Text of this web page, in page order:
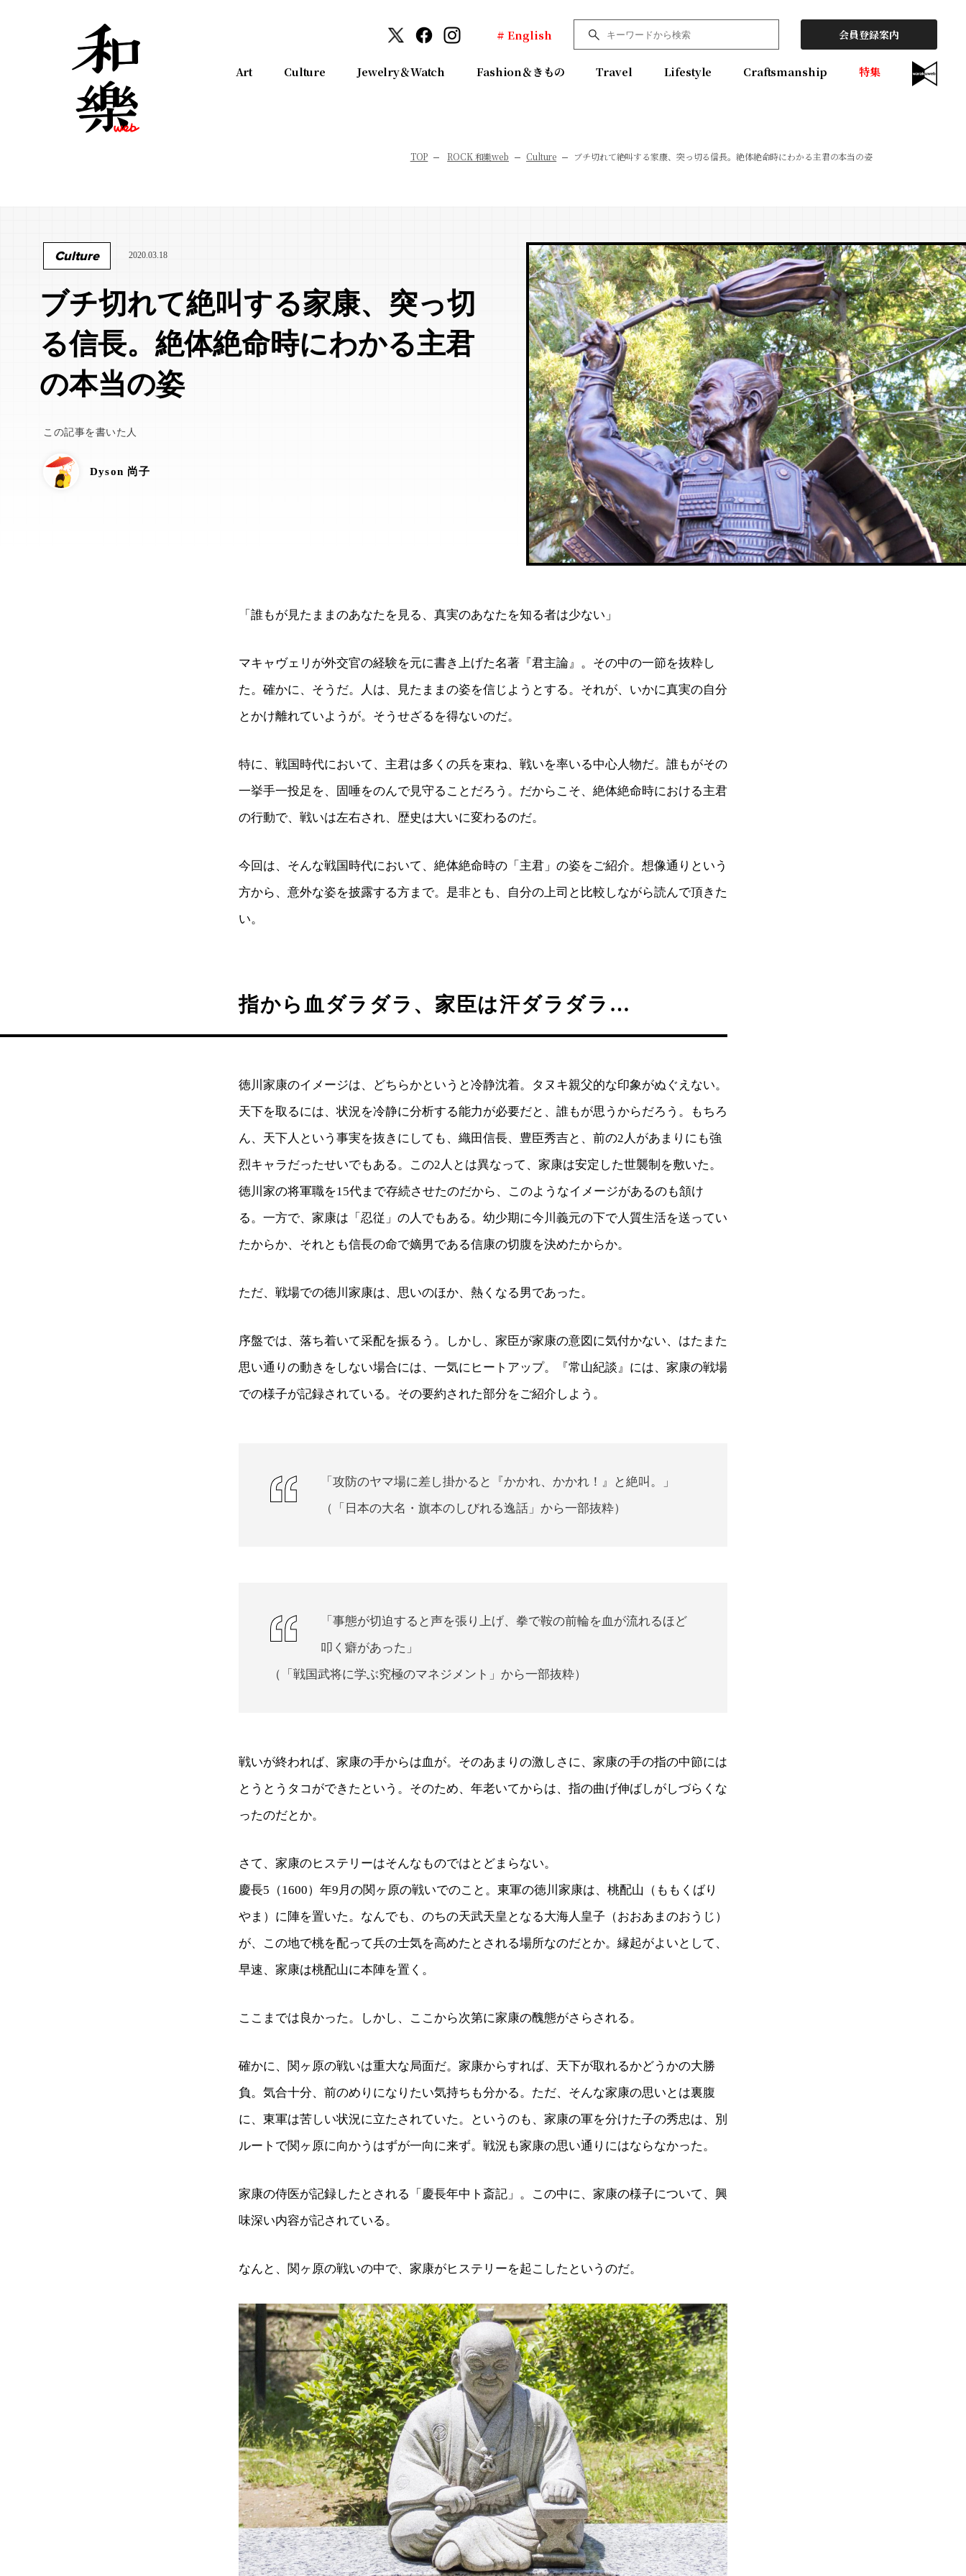
# English 会員登録案内
Art Culture Jewelry＆Watch Fashion＆きもの Travel Lifestyle Craftsmanship 特集
TOP ROCK 和樂web Culture ブチ切れて絶叫する家康、突っ切る信長。絶体絶命時にわかる主君の本当の姿
Culture 2020.03.18
ブチ切れて絶叫する家康、突っ切
る信長。絶体絶命時にわかる主君
の本当の姿
この記事を書いた人
Dyson 尚子
「誰もが見たままのあなたを見る、真実のあなたを知る者は少ない」
マキャヴェリが外交官の経験を元に書き上げた名著『君主論』。その中の一節を抜粋し
た。確かに、そうだ。人は、見たままの姿を信じようとする。それが、いかに真実の自分
とかけ離れていようが。そうせざるを得ないのだ。
特に、戦国時代において、主君は多くの兵を束ね、戦いを率いる中心人物だ。誰もがその
一挙手一投足を、固唾をのんで見守ることだろう。だからこそ、絶体絶命時における主君
の行動で、戦いは左右され、歴史は大いに変わるのだ。
今回は、そんな戦国時代において、絶体絶命時の「主君」の姿をご紹介。想像通りという
方から、意外な姿を披露する方まで。是非とも、自分の上司と比較しながら読んで頂きた
い。
指から血ダラダラ、家臣は汗ダラダラ…
徳川家康のイメージは、どちらかというと冷静沈着。タヌキ親父的な印象がぬぐえない。
天下を取るには、状況を冷静に分析する能力が必要だと、誰もが思うからだろう。もちろ
ん、天下人という事実を抜きにしても、織田信長、豊臣秀吉と、前の2人があまりにも強
烈キャラだったせいでもある。この2人とは異なって、家康は安定した世襲制を敷いた。
徳川家の将軍職を15代まで存続させたのだから、このようなイメージがあるのも頷け
る。一方で、家康は「忍従」の人でもある。幼少期に今川義元の下で人質生活を送ってい
たからか、それとも信長の命で嫡男である信康の切腹を決めたからか。
ただ、戦場での徳川家康は、思いのほか、熱くなる男であった。
序盤では、落ち着いて采配を振るう。しかし、家臣が家康の意図に気付かない、はたまた
思い通りの動きをしない場合には、一気にヒートアップ。『常山紀談』には、家康の戦場
での様子が記録されている。その要約された部分をご紹介しよう。
「攻防のヤマ場に差し掛かると『かかれ、かかれ！』と絶叫。」
（「日本の大名・旗本のしびれる逸話」から一部抜粋）
「事態が切迫すると声を張り上げ、拳で鞍の前輪を血が流れるほど
叩く癖があった」
（「戦国武将に学ぶ究極のマネジメント」から一部抜粋）
戦いが終われば、家康の手からは血が。そのあまりの激しさに、家康の手の指の中節には
とうとうタコができたという。そのため、年老いてからは、指の曲げ伸ばしがしづらくな
ったのだとか。
さて、家康のヒステリーはそんなものではとどまらない。
慶長5（1600）年9月の関ヶ原の戦いでのこと。東軍の徳川家康は、桃配山（ももくばり
やま）に陣を置いた。なんでも、のちの天武天皇となる大海人皇子（おおあまのおうじ）
が、この地で桃を配って兵の士気を高めたとされる場所なのだとか。縁起がよいとして、
早速、家康は桃配山に本陣を置く。
ここまでは良かった。しかし、ここから次第に家康の醜態がさらされる。
確かに、関ヶ原の戦いは重大な局面だ。家康からすれば、天下が取れるかどうかの大勝
負。気合十分、前のめりになりたい気持ちも分かる。ただ、そんな家康の思いとは裏腹
に、東軍は苦しい状況に立たされていた。というのも、家康の軍を分けた子の秀忠は、別
ルートで関ヶ原に向かうはずが一向に来ず。戦況も家康の思い通りにはならなかった。
家康の侍医が記録したとされる「慶長年中ト斎記」。この中に、家康の様子について、興
味深い内容が記されている。
なんと、関ヶ原の戦いの中で、家康がヒステリーを起こしたというのだ。